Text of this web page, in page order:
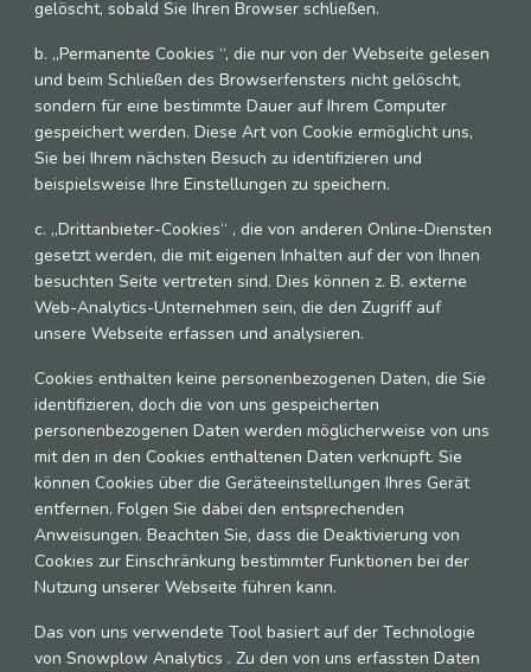
gelöscht, sobald Sie Ihren Browser schließen.
b. „Permanente Cookies “, die nur von der Webseite gelesen
und beim Schließen des Browserfensters nicht gelöscht,
sondern für eine bestimmte Dauer auf Ihrem Computer
gespeichert werden. Diese Art von Cookie ermöglicht uns,
Sie bei Ihrem nächsten Besuch zu identifizieren und
beispielsweise Ihre Einstellungen zu speichern.
c. „Drittanbieter-Cookies“ , die von anderen Online-Diensten
gesetzt werden, die mit eigenen Inhalten auf der von Ihnen
besuchten Seite vertreten sind. Dies können z. B. externe
Web-Analytics-Unternehmen sein, die den Zugriff auf
unsere Webseite erfassen und analysieren.
Cookies enthalten keine personenbezogenen Daten, die Sie
identifizieren, doch die von uns gespeicherten
personenbezogenen Daten werden möglicherweise von uns
mit den in den Cookies enthaltenen Daten verknüpft. Sie
können Cookies über die Geräteeinstellungen Ihres Gerät
entfernen. Folgen Sie dabei den entsprechenden
Anweisungen. Beachten Sie, dass die Deaktivierung von
Cookies zur Einschränkung bestimmter Funktionen bei der
Nutzung unserer Webseite führen kann.
Das von uns verwendete Tool basiert auf der Technologie
von Snowplow Analytics . Zu den von uns erfassten Daten